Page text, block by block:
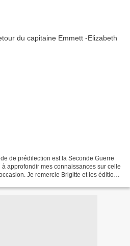
de prédilection est la Seconde Guerre
approfondir mes connaissances sur celle
Je remercie Brigitte et les éditions